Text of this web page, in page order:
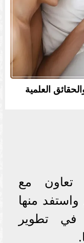
العلمية
تعاون مع
منها
تطوير